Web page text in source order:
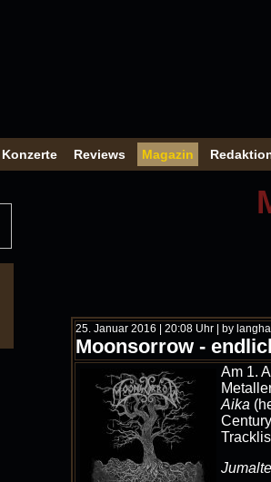
Konzerte Reviews Magazin
25. Januar 2016 | 20:08 Uhr | by
Moonsorrow -
Am 1.
Aika